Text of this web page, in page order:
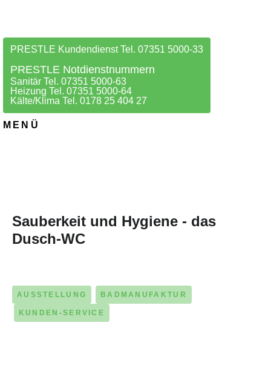
PRESTLE Kundendienst Tel. 07351 5000-33
PRESTLE Notdienstnummern
Sanitär Tel. 07351 5000-63
Heizung Tel. 07351 5000-64
Kälte/Klima Tel. 0178 25 404 27
MENÜ
Sauberkeit und Hygiene - das
Dusch-WC
AUSSTELLUNG BADMANUFAKTUR
KUNDEN-SERVICE